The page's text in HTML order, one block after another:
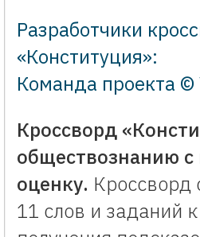
Разработчики
«Конституция»:
Команда проекта ©
Кроссворд
обществознанию с
оценку. Кроссворд
11 слов и заданий